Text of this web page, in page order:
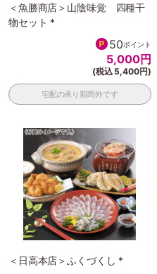
＜魚勝商店＞山陰味覚 四種干
物セット *
50ポイント
5,000円
(税込 5,400円)
宅配の承り期間外です
＜日高本店＞ふくづくし *